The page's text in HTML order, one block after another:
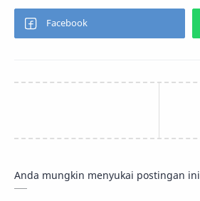
Anda mungkin menyukai postingan ini